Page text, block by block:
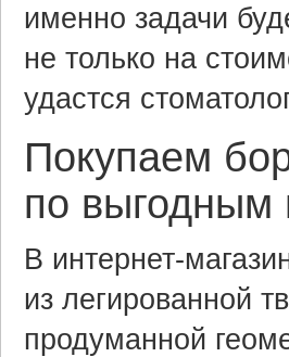
именно задачи
не только на
удастся
Покупаем
по выгодным
В интернет-
из легированной
продуманной